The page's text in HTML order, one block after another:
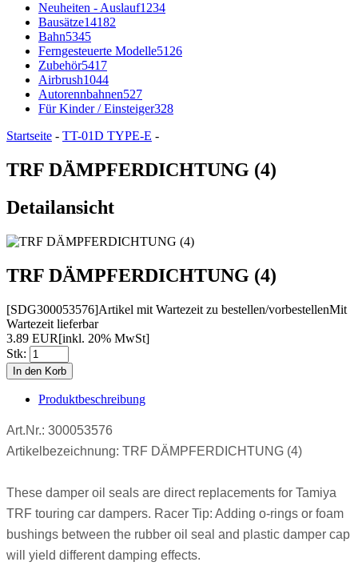
Neuheiten - Auslauf1234
Bausätze14182
Bahn5345
Ferngesteuerte Modelle5126
Zubehör5417
Airbrush1044
Autorennbahnen527
Für Kinder / Einsteiger328
Startseite - TT-01D TYPE-E -
TRF DÄMPFERDICHTUNG (4)
Detailansicht
TRF DÄMPFERDICHTUNG (4)
[SDG300053576]Artikel mit Wartezeit zu bestellen/vorbestellenMit
Wartezeit lieferbar
3.89 EUR[inkl. 20% MwSt]
Stk:
Produktbeschreibung
Art.Nr.: 300053576
Artikelbezeichnung: TRF DÄMPFERDICHTUNG (4)
These damper oil seals are direct replacements for Tamiya
TRF touring car dampers. Racer Tip: Adding o-rings or foam
bushings between the rubber oil seal and plastic damper cap
will yield different damping effects.